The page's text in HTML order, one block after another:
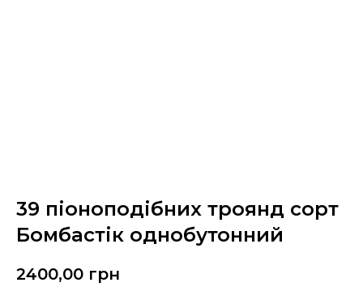
39 піоноподібних троянд сорт
Бомбастік однобутонний
2400,00 грн